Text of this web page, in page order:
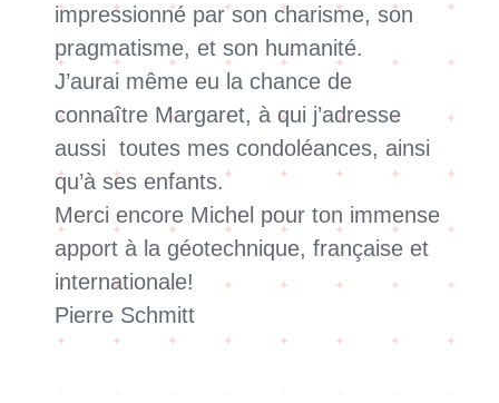
impressionné par son charisme, son
pragmatisme, et son humanité.
J’aurai même eu la chance de
connaître Margaret, à qui j’adresse
aussi toutes mes condoléances, ainsi
qu’à ses enfants.
Merci encore Michel pour ton immense
apport à la géotechnique, française et
internationale!
Pierre Schmitt